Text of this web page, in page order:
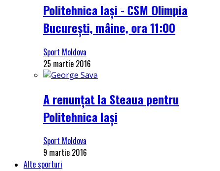
Politehnica Iași - CSM Olimpia
București, mâine, ora 11:00
Sport Moldova
25 martie 2016
A renunțat la Steaua pentru
Politehnica Iași
Sport Moldova
9 martie 2016
Alte sporturi